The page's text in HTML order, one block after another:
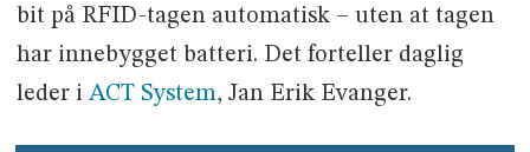
bit på RFID-tagen automatisk – uten at tagen
har innebygget batteri. Det forteller daglig
leder i ACT System, Jan Erik Evanger.